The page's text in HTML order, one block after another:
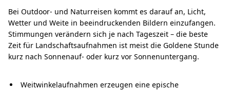
Bei Outdoor- und Naturreisen kommt es darauf an, Licht,
Wetter und Weite in beeindruckenden Bildern einzufangen.
Stimmungen verändern sich je nach Tageszeit – die beste
Zeit für Landschaftsaufnahmen ist meist die Goldene Stunde
kurz nach Sonnenauf- oder kurz vor Sonnenuntergang.
Weitwinkelaufnahmen erzeugen eine epische